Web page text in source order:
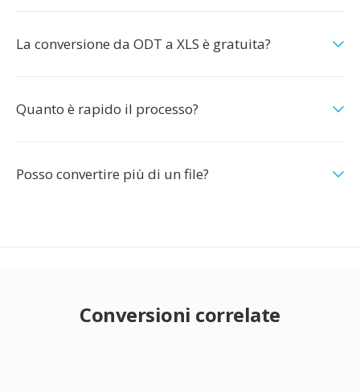
La conversione da ODT a XLS è gratuita?
Quanto è rapido il processo?
Posso convertire più di un file?
Conversioni correlate